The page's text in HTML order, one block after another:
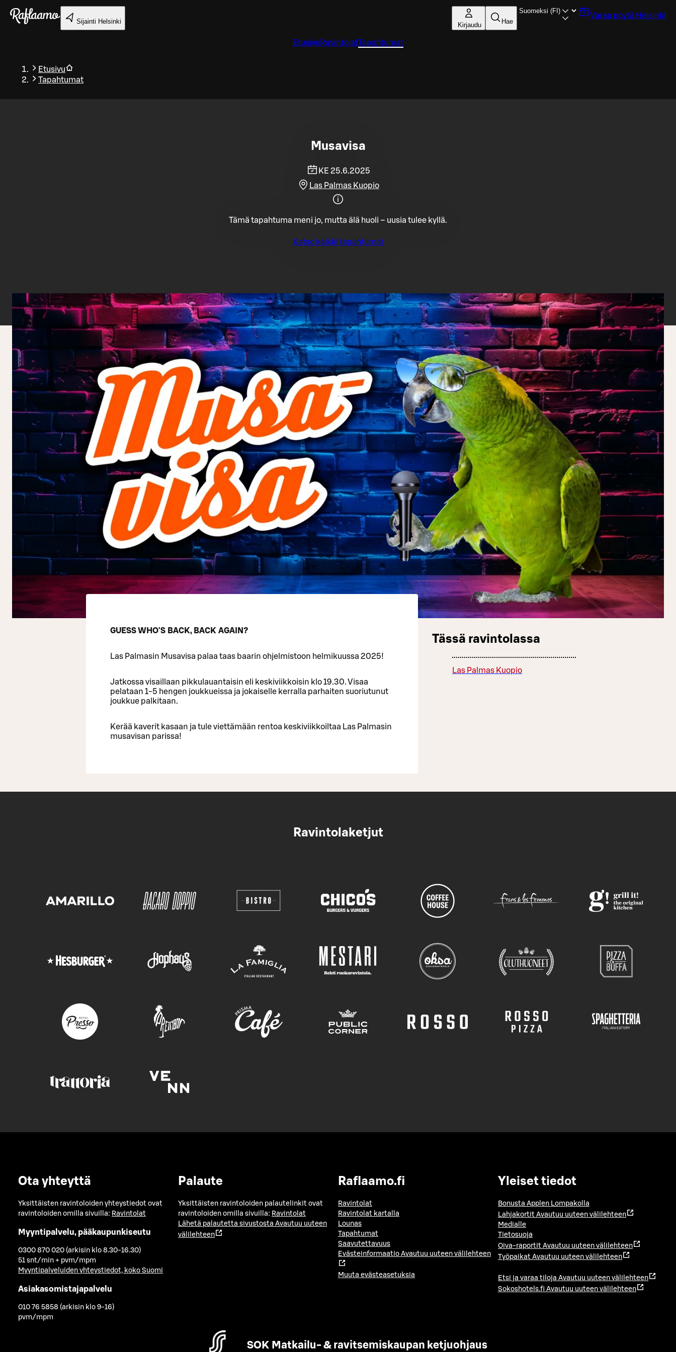
Siirry pääsisältöön
Sijainti Helsinki Kirjaudu Hae
Varaa pöytä Helsinki
Etusivu RavintolatTapahtumat
Etusivu
Tapahtumat
Takaisin
Musavisa
KE 25.6.2025
Las Palmas Kuopio
Tämä tapahtuma meni jo, mutta älä huoli – uusia tulee kyllä.
Katso kaikki tapahtumat
GUESS WHO'S BACK, BACK AGAIN?
Las Palmasin Musavisa palaa taas baarin ohjelmistoon helmikuussa 2025!
Jatkossa visaillaan pikkulauantaisin eli keskiviikkoisin klo 19.30. Visaa
pelataan 1-5 hengen joukkueissa ja jokaiselle kerralla parhaiten suoriutunut
joukkue palkitaan.
Kerää kaverit kasaan ja tule viettämään rentoa keskiviikkoiltaa Las Palmasin
musavisan parissa!
Tässä ravintolassa
Las Palmas Kuopio
Ravintolaketjut
Ota yhteyttä
Yksittäisten ravintoloiden yhteystiedot ovat
ravintoloiden omilla sivuilla: Ravintolat
Myyntipalvelu, pääkaupunkiseutu
0300 870 020 (arkisin klo 8.30-16.30)
51 snt/min + pvm/mpm
Myyntipalveluiden yhteystiedot, koko Suomi
Asiakasomistajapalvelu
010 76 5858 (arkisin klo 9-16)
pvm/mpm
Palaute
Yksittäisten ravintoloiden palautelinkit ovat
ravintoloiden omilla sivuilla: Ravintolat
Lähetä palautetta sivustosta Avautuu uuteen
välilehteen
Raflaamo.fi
Ravintolat
Ravintolat kartalla
Lounas
Tapahtumat
Saavutettavuus
Evästeinformaatio Avautuu uuteen välilehteen
Muuta evästeasetuksia
Yleiset tiedot
Bonusta Applen Lompakolla
Lahjakortit Avautuu uuteen välilehteen
Medialle
Tietosuoja
Oiva-raportit Avautuu uuteen välilehteen
Työpaikat Avautuu uuteen välilehteen
Etsi ja varaa tiloja Avautuu uuteen välilehteen
Sokoshotels.fi Avautuu uuteen välilehteen
SOK Matkailu- & ravitsemiskaupan ketjuohjaus